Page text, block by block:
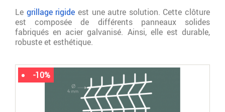
Le grillage rigide est une autre solution. Cette clôture
est composée de différents panneaux solides
fabriqués en acier galvanisé. Ainsi, elle est durable,
robuste et esthétique.
-10%